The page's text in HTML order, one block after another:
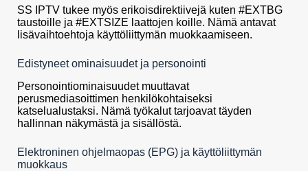
SS IPTV tukee myös erikoisdirektiivejä kuten #EXTBG
taustoille ja #EXTSIZE laattojen koille. Nämä antavat
lisävaihtoehtoja käyttöliittymän muokkaamiseen.
Edistyneet ominaisuudet ja personointi
Personointiominaisuudet muuttavat
perusmediasoittimen henkilökohtaiseksi
katselualustaksi. Nämä työkalut tarjoavat täyden
hallinnan näkymästä ja sisällöstä.
Elektroninen ohjelmaopas (EPG) ja käyttöliittymän
muokkaus